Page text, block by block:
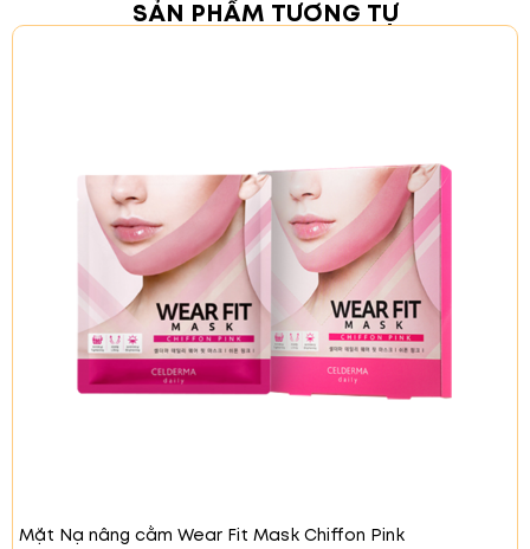
Lợi ích nổi bật
Phục hồi và nuôi dưỡng cấu trúc da lão hóa.
Cảm hứng từ cấu trúc da phóng đại giúp đạt
hiệu quả tối ưu.
Chứa 9 peptide mạnh mẽ và nọc ong tự nhiên.
khỏi tác động bên ngoài.
SẢN PHẨM TƯƠNG TỰ
Mặt Nạ nâng cằm Wear Fit Mask Chiffon Pink